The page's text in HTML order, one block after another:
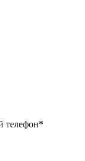
телефон*